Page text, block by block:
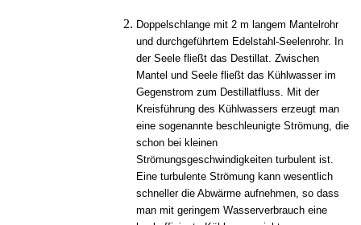
Doppelschlange mit 2 m langem Mantelrohr
und durchgeführtem Edelstahl-Seelenrohr. In
der Seele fließt das Destillat. Zwischen
Mantel und Seele fließt das Kühlwasser im
Gegenstrom zum Destillatfluss. Mit der
Kreisführung des Kühlwassers erzeugt man
eine sogenannte beschleunigte Strömung, die
schon bei kleinen
Strömungsgeschwindigkeiten turbulent ist.
Eine turbulente Strömung kann wesentlich
schneller die Abwärme aufnehmen, so dass
man mit geringem Wasserverbrauch eine